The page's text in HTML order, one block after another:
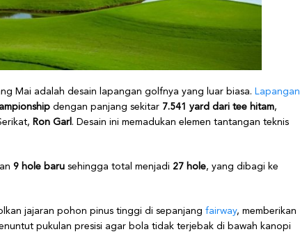
Mai adalah desain lapangan golfnya yang luar biasa. Lapangan
dengan panjang sekitar 7.541 yard dari tee hitam,
Ron Garl . Desain ini memadukan elemen tantangan teknis
9 hole baru sehingga total menjadi 27 hole, yang dibagi ke
jajaran pohon pinus tinggi di sepanjang fairway, memberikan
pukulan presisi agar bola tidak terjebak di bawah kanopi